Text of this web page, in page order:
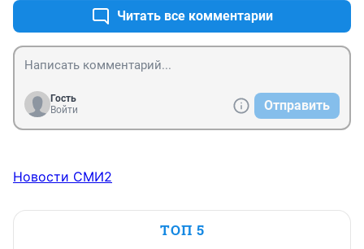
остановке сердца , асфиксии от инородного тела и
т.д. это будет правильно и грамотно!!!!
Читать все комментарии
Гость
Войти
Отправить
Новости СМИ2
ТОП 5